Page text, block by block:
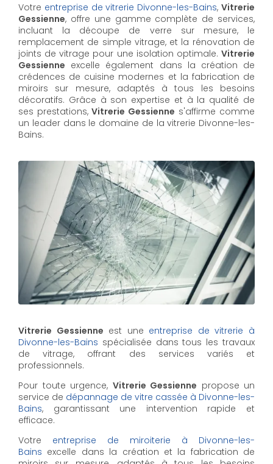
Votre entreprise de vitrerie Divonne-les-Bains,Vitrerie
Gessienne, offre une gamme complète de services,
incluant la découpe de verre sur mesure, le
remplacement de simple vitrage, et la rénovation de
joints de vitrage pour une isolation optimale. Vitrerie
Gessienne excelle également dans la création de
crédences de cuisine modernes et la fabrication de
miroirs sur mesure, adaptés à tous les besoins
décoratifs. Grâce à son expertise et à la qualité de
ses prestations, Vitrerie Gessienne s'affirme comme
un leader dans le domaine de la vitrerie Divonne-les-
Bains.
Vitrerie Gessienne est une entreprise de vitrerie à
Divonne-les-Bains spécialisée dans tous les travaux
de vitrage, offrant des services variés et
professionnels.
Pour toute urgence, Vitrerie Gessienne propose un
service de dépannage de vitre cassée à Divonne-les-
Bains, garantissant une intervention rapide et
efficace.
Votre entreprise de miroiterie à Divonne-les-
Bains excelle dans la création et la fabrication de